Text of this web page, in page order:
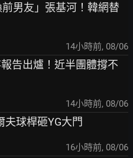
男友」張基河！韓網替
14小時前, 08/06
告出爐！近半團體撐不
14小時前, 08/06
夫球桿砸YG大門
16小時前, 08/06